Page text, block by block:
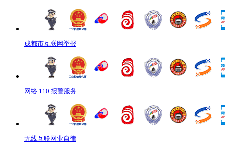
成都市互联网举报
网络 110 报警服务
无线互联网业自律